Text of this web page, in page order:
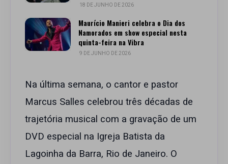
18 DE JUNHO DE 2026
Maurício Manieri celebra o Dia dos
Namorados em show especial nesta
quinta-feira na Vibra
9 DE JUNHO DE 2026
Na última semana, o cantor e pastor
Marcus Salles celebrou três décadas de
trajetória musical com a gravação de um
DVD especial na Igreja Batista da
Lagoinha da Barra, Rio de Janeiro. O